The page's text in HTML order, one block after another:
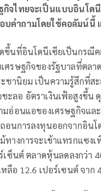
กิจไทยจะเป็นแบบอินโด
บคำถามโดยใช้คอลัมน์
ขึ้นที่อินโดนีเซียเป็นกรณี
ศรษฐกิจของรัฐบาลที่ตลา
ชานิยม เป็นความรู้สึกที่ส
ะลอ อัตราเงินเฟ้อสูงขึ้น
มอ่อนแอของเศรษฐกิจแล
อนการลงทุนออกจากอิน
ทางการจะเข้าแทรกแซง
เซ็นต์ ตลาดหุ้นลดลงกว่า
ลือ 12.6 เปอร์เซนต์ จาก